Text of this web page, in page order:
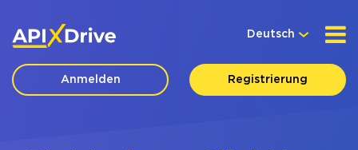
Deutsch
Anmelden Registrierung